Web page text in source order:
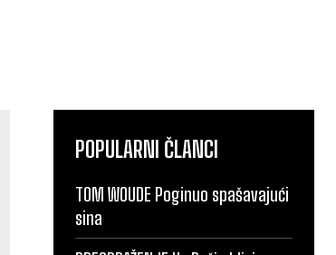
POPULARNI ČLANCI
TOM WOUDE Poginuo spašavajući
sina